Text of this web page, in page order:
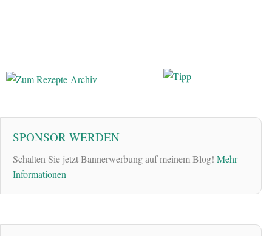
SPONSOR WERDEN
Schalten Sie jetzt Bannerwerbung auf meinem Blog! Mehr
Informationen